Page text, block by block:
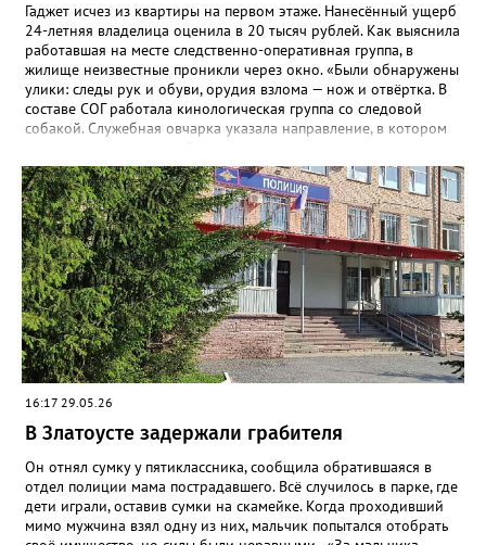
Гаджет исчез из квартиры на первом этаже. Нанесённый ущерб
24-летняя владелица оценила в 20 тысяч рублей. Как выяснила
работавшая на месте следственно-оперативная группа, в
жилище неизвестные проникли через окно. «Были обнаружены
улики: следы рук и обуви, орудия взлома — нож и отвёртка. В
составе СОГ работала кинологическая группа со следовой
собакой. Служебная овчарка указала направление, в котором
определили круг подозреваемых и приняли меры к их
розыску», - сообщили в златоустовском ОМВД. Вскоре
оперативники задержали двух мужчин 21 и 23 лет. Не
работающие, ранее судимые за преступления имущественного
характера граждане признались: колонку успели продать, а
деньги – потратить. Подозреваемых отправили под стражу, а
колонку разыскали, изъяли и после завершения всех
следственных мероприятий вернут законной владелице.
16:17 29.05.26
В Златоусте задержали грабителя
Он отнял сумку у пятиклассника, сообщила обратившаяся в
отдел полиции мама пострадавшего. Всё случилось в парке, где
дети играли, оставив сумки на скамейке. Когда проходивший
мимо мужчина взял одну из них, мальчик попытался отобрать